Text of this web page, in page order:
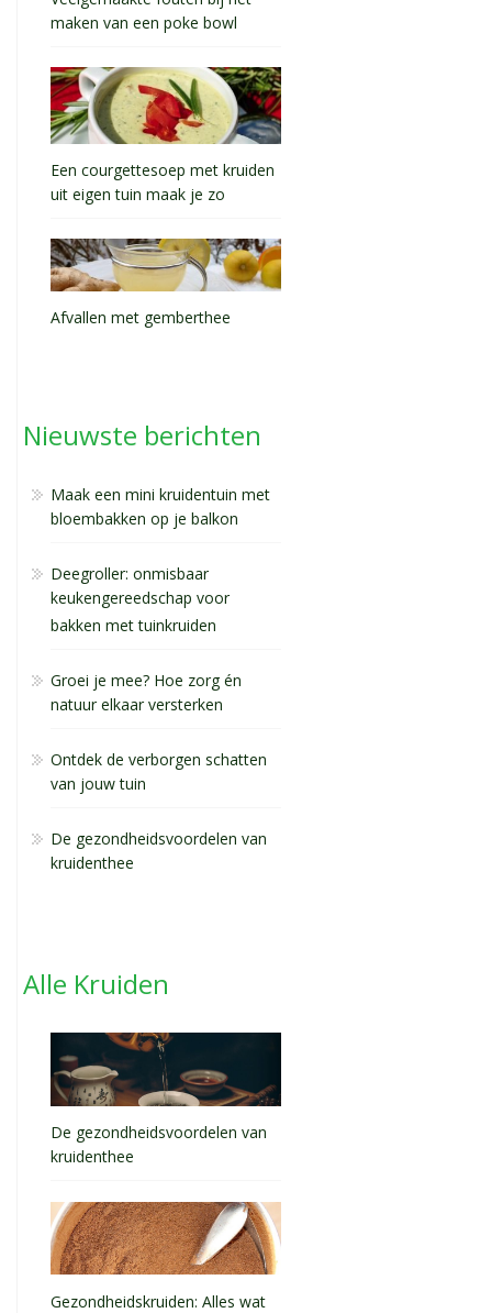
maken van een poke bowl
Een courgettesoep met kruiden
uit eigen tuin maak je zo
Afvallen met gemberthee
Nieuwste berichten
Maak een mini kruidentuin met
bloembakken op je balkon
Deegroller: onmisbaar
keukengereedschap voor
bakken met tuinkruiden
Groei je mee? Hoe zorg én
natuur elkaar versterken
Ontdek de verborgen schatten
van jouw tuin
De gezondheidsvoordelen van
kruidenthee
Alle Kruiden
De gezondheidsvoordelen van
kruidenthee
Gezondheidskruiden: Alles wat